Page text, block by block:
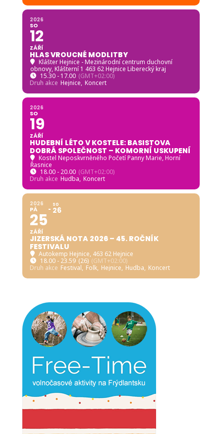
2026
SO
12
ZÁŘÍ
HLAS VROUCNÉ MODLITBY
Klášter Hejnice - Mezinárodní centrum duchovní
obnovy, Klášterní 1 463 62 Hejnice Liberecký kraj
15.30 - 17.00 (GMT+02:00)
Druh akce Hejnice, Koncert
2026
SO
19
ZÁŘÍ
HUDEBNÍ LÉTO V KOSTELE: BASISTOVA
DOBRÁ SPOLEČNOST – KOMORNÍ USKUPENÍ
Kostel Neposkvrněného Početí Panny Marie, Horní
Řasnice
18.00 - 20.00 (GMT+02:00)
Druh akce Hudba, Koncert
2026
PÁ
25
ZÁŘÍ
SO
26
JIZERSKÁ NOTA 2026 – 45. ROČNÍK
FESTIVALU
Autokemp Hejnice, 463 62 Hejnice
18.00 - 23.59 (26) (GMT+02:00)
Druh akce Festival, Folk, Hejnice, Hudba, Koncert